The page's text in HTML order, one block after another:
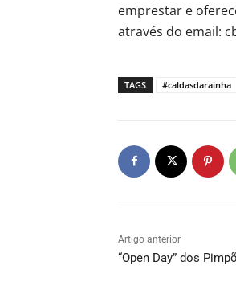
emprestar e
através do email:
TAGS #caldasdarainha
Artigo anterior
“Open Day” dos